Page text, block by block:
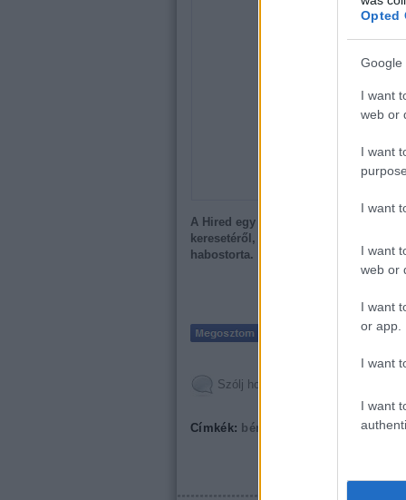
Opted
Google
I want
web or
I want
I want
I want
web or
I want
or app.
I want
I want
A Hired egy nagyszabású kutatás
keresetéről, amelyből kiderült, hogy
habostorta.
Szólj hozzá!
Címkék: bérezés Egyesült